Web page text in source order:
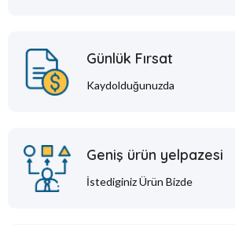
Günlük Fırsat
Kaydolduğunuzda
Geniş ürün yelpazesi
İstediginiz Ürün Bizde